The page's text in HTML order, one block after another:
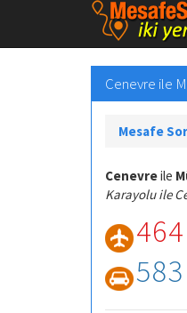
Cenevre ile
Mesafe
Cenevreile
Karayolu ile